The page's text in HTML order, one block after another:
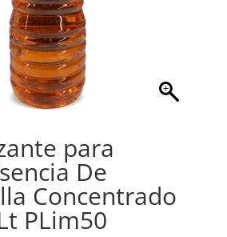
para
De
Concentrado
PLim50